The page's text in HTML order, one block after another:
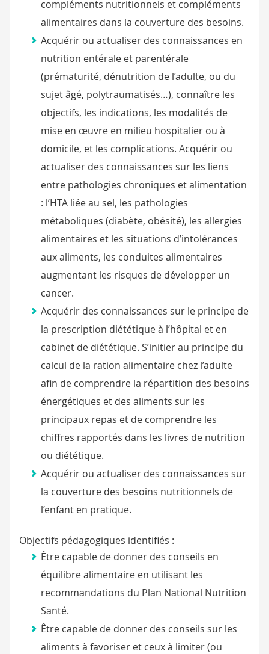
compléments nutritionnels et compléments
alimentaires dans la couverture des besoins.
Acquérir ou actualiser des connaissances en
nutrition entérale et parentérale
(prématurité, dénutrition de l’adulte, ou du
sujet âgé, polytraumatisés…), connaître les
objectifs, les indications, les modalités de
mise en œuvre en milieu hospitalier ou à
domicile, et les complications. Acquérir ou
actualiser des connaissances sur les liens
entre pathologies chroniques et alimentation
: l’HTA liée au sel, les pathologies
métaboliques (diabète, obésité), les allergies
alimentaires et les situations d’intolérances
aux aliments, les conduites alimentaires
augmentant les risques de développer un
cancer.
Acquérir des connaissances sur le principe de
la prescription diététique à l’hôpital et en
cabinet de diététique. S’initier au principe du
calcul de la ration alimentaire chez l’adulte
afin de comprendre la répartition des besoins
énergétiques et des aliments sur les
principaux repas et de comprendre les
chiffres rapportés dans les livres de nutrition
ou diététique.
Acquérir ou actualiser des connaissances sur
la couverture des besoins nutritionnels de
l’enfant en pratique.
Objectifs pédagogiques identifiés :
Être capable de donner des conseils en
équilibre alimentaire en utilisant les
recommandations du Plan National Nutrition
Santé.
Être capable de donner des conseils sur les
aliments à favoriser et ceux à limiter (ou